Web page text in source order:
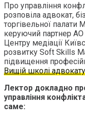
Про управління
розповіла адвокат,
торгівельної палати
керуючий партнер АО
Центру медіації
розвитку Soft Skills
підвищення
Вищій школі
Лектор докладно
управління
саме: